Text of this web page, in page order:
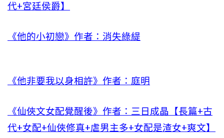
代+宮廷侯爵】
《他的小初戀》作者：消失綠緹
《他非要我以身相許》作者：庭明
《仙俠文女配覺醒後》作者：三日成晶【長篇+古
代+女配+仙俠修真+虐男主多+女配是渣女+爽文】